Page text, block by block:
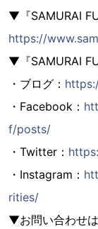
▼『SAMURAI
https://
▼『SAMURAI
・ブログ：
・Facebook：
f/posts/
・Twitter：
・Instagram：
rities/
▼お問い合わせ